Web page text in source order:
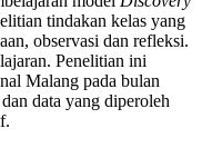
tindakan kelas yang
observasi dan refleksi.
Penelitian ini
Malang pada bulan
data yang diperoleh